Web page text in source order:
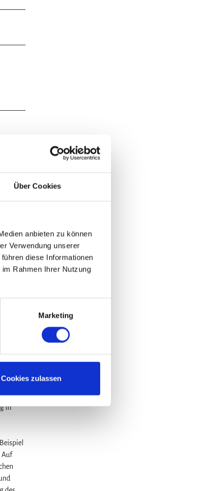
Über Cookies
anbieten zu können
Verwendung unserer
diese Informationen
Rahmen Ihrer Nutzung
Marketing
Cookies zulassen
bei
auf
ist
ein
der
in
Auf